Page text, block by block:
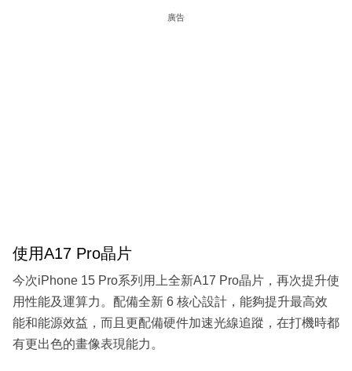
廣告
使用A17 Pro晶片
今次iPhone 15 Pro系列用上全新A17 Pro晶片，再次提升使
用性能及運算力。配備全新 6 核心設計，能夠提升最高效
能和能源效益，而且更配備硬件加速光線追蹤，在打機時都
有更出色的畫像表現能力。